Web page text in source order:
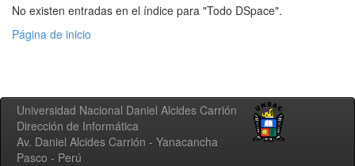
No existen entradas en el índice para "Todo DSpace".
Página de inicio
Universidad Nacional Daniel Alcides Carrión
Dirección de Informática
Av. Daniel Alcides Carrión - Yanacancha
Pasco - Perú